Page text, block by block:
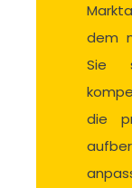
dem
Sie
die